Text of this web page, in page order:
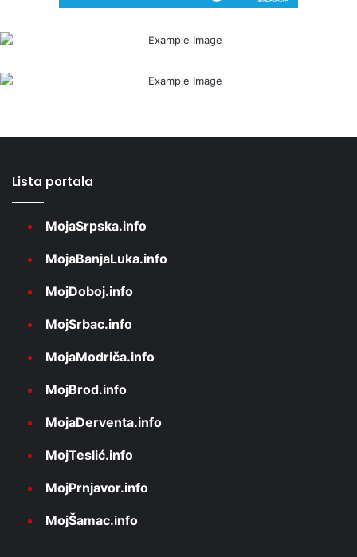
Lista portala
MojaSrpska.info
MojaBanjaLuka.info
MojDoboj.info
MojSrbac.info
MojaModriča.info
MojBrod.info
MojaDerventa.info
MojTeslić.info
MojPrnjavor.info
MojŠamac.info